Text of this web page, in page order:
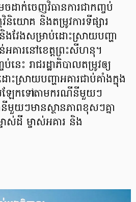
ចដាក់ចេញវិធានការជាកញ្ចប់
និយោគ និងតម្រូវការទីផ្សារ
ងវែងសម្រាប់ដោះស្រាយបញ្ហា
អគារនៅខេត្តព្រះសីហនុ។
នេះ រាជរដ្ឋាភិបាលតម្រូវឲ្យ
ះស្រាយបញ្ហាអគារជាប់គាំងក្នុង
ឡែកទៅតាមករណីនីមួយៗ
មួយៗមានស្ថានភាពខុសៗគ្នា
ាស់ដី ម្ចាស់អគារ និង